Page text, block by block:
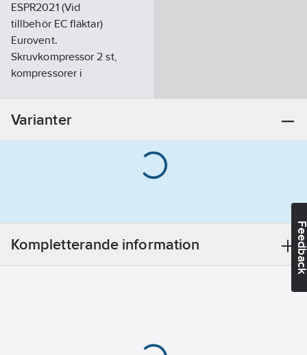
ESPR2021 (Vid
tillbehör EC fläktar)
Eurovent.
Skruvkompressor 2 st,
kompressorer i
Elektronisk
expansionsventil.
Tubpanna.
Alternativa utförande:
Inverterstyrda
Varianter
Kompletterande information